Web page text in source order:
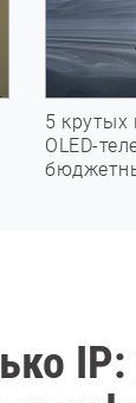
5 крутых
OLED-